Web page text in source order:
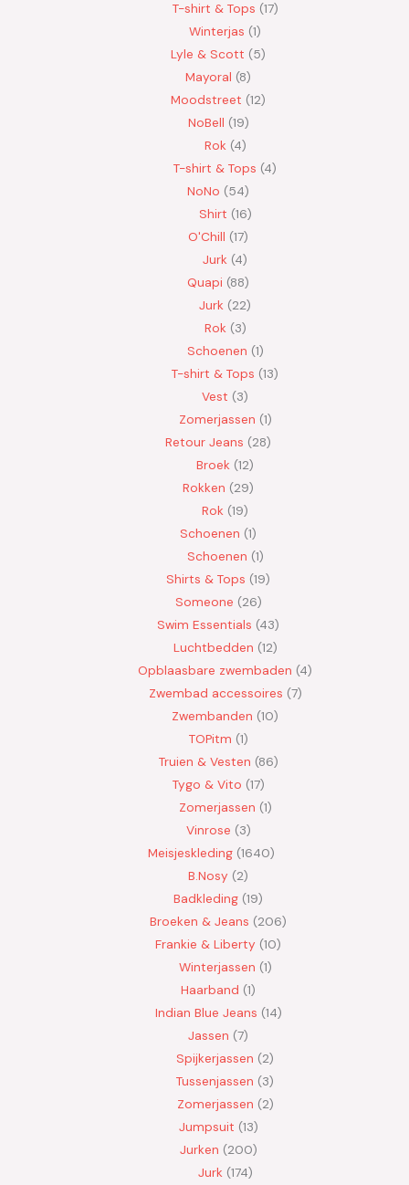
T-shirt & Tops 17
Winterjas 1
Lyle & Scott
5
Mayoral 8
Moodstreet 12
NoBell 19
Rok 4
T-shirt & Tops 4
NoNo
54
Shirt 16
O'Chill 17
Jurk 4
Quapi 88
Jurk 22
Rok 3
Schoenen 1
T-shirt & Tops 13
Vest
3
Zomerjassen 1
Retour Jeans
28
Broek 12
Rokken
29
Rok 19
Schoenen 1
Schoenen 1
Shirts & Tops 19
Someone 26
Swim Essentials 43
Luchtbedden 12
Opblaasbare zwembaden 4
Zwembad accessoires 7
Zwembanden 10
TOPitm 1
Truien & Vesten 86
Tygo & Vito 17
Zomerjassen 1
Vinrose 3
Meisjeskleding 1640
B.Nosy
2
Badkleding 19
Broeken & Jeans
206
Frankie & Liberty 10
Winterjassen 1
Haarband 1
Indian Blue Jeans 14
Jassen 7
Spijkerjassen
2
Tussenjassen
3
Zomerjassen 2
Jumpsuit 13
Jurken 200
Jurk 174